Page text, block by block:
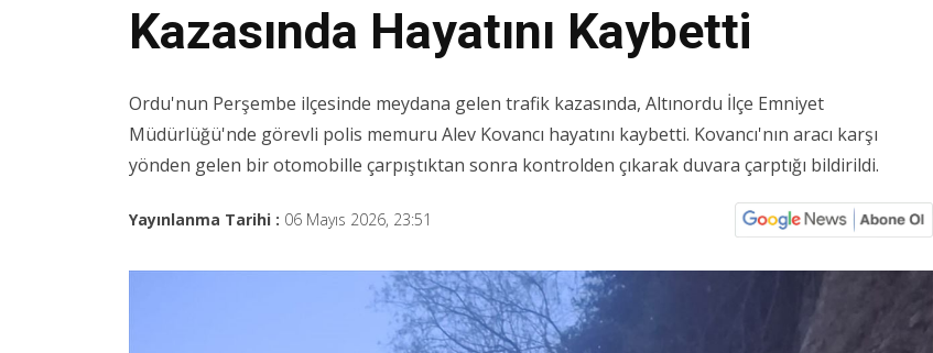
Kazasında Hayatını Kaybetti
Ordu'nun Perşembe ilçesinde meydana gelen trafik kazasında, Altınordu İlçe Emniyet
Müdürlüğü'nde görevli polis memuru Alev Kovancı hayatını kaybetti. Kovancı'nın aracı karşı
yönden gelen bir otomobille çarpıştıktan sonra kontrolden çıkarak duvara çarptığı bildirildi.
Yayınlanma Tarihi : 06 Mayıs 2026, 23:51